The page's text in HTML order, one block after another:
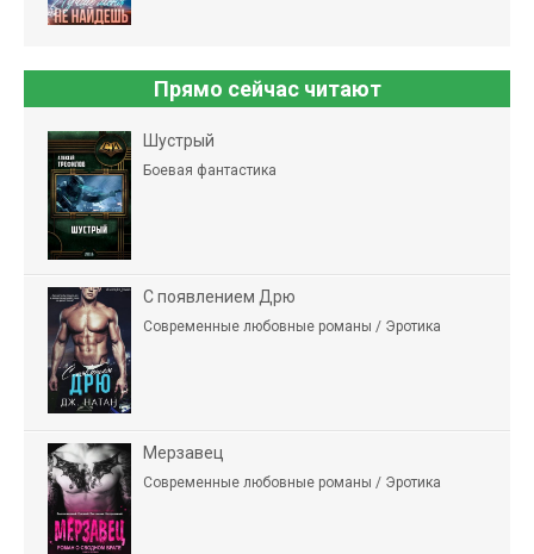
Прямо сейчас читают
Шустрый
Боевая фантастика
С появлением Дрю
Современные любовные романы / Эротика
Мерзавец
Современные любовные романы / Эротика